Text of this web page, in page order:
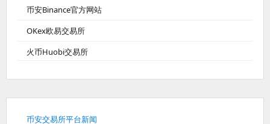
币安Binance官方网站
OKex欧易交易所
火币Huobi交易所
币安交易所平台新闻